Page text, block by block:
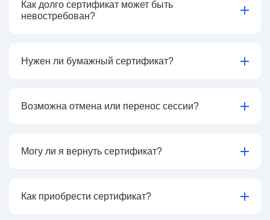
Как долго сертификат может быть
невостребован?
Нужен ли бумажный сертификат?
Возможна отмена или перенос сессии?
Могу ли я вернуть сертификат?
Как приобрести сертификат?